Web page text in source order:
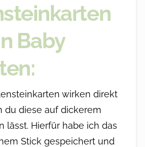
Baby
wirken direkt
du diese auf dickerem
lässt. Hierfür habe ich das
Stick gespeichert und